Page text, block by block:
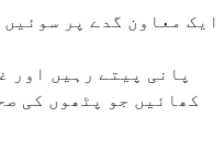
ایک معاون گدے پر
پانی پیتے رہیں اور
کھائیں جو پٹھوں کی